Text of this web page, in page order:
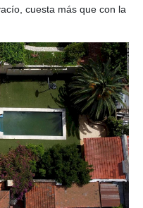
cuesta más que con la